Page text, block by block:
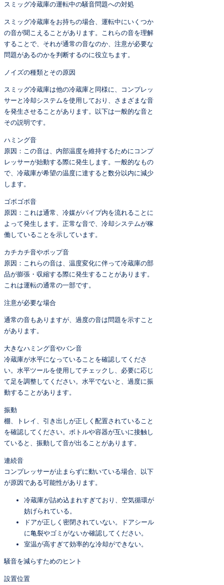
スミッグ冷蔵庫の運転中の騒音問題への対処
スミッグ冷蔵庫をお持ちの場合、運転中にいくつか
の音が聞こえることがあります。これらの音を理解
することで、それが通常の音なのか、注意が必要な
問題があるのかを判断するのに役立ちます。
ノイズの種類とその原因
スミッグ冷蔵庫は他の冷蔵庫と同様に、コンプレッ
サーと冷却システムを使用しており、さまざまな音
を発生させることがあります。以下は一般的な音と
その説明です。
ハミング音
原因：この音は、内部温度を維持するためにコンプ
レッサーが始動する際に発生します。一般的なもの
で、冷蔵庫が希望の温度に達すると数分以内に減少
します。
ゴボゴボ音
原因：これは通常、冷媒がパイプ内を流れることに
よって発生します。正常な音で、冷却システムが稼
働していることを示しています。
カチカチ音やポップ音
原因：これらの音は、温度変化に伴って冷蔵庫の部
品が膨張・収縮する際に発生することがあります。
これは運転の通常の一部です。
注意が必要な場合
通常の音もありますが、過度の音は問題を示すこと
があります。
大きなハミング音やバン音
冷蔵庫が水平になっていることを確認してくださ
い。水平ツールを使用してチェックし、必要に応じ
て足を調整してください。水平でないと、過度に振
動することがあります。
振動
棚、トレイ、引き出しが正しく配置されていること
を確認してください。ボトルや容器が互いに接触し
ていると、振動して音が出ることがあります。
連続音
コンプレッサーが止まらずに動いている場合、以下
が原因である可能性があります。
冷蔵庫が詰め込まれすぎており、空気循環が
妨げられている。
ドアが正しく密閉されていない。ドアシール
に亀裂やゴミがないか確認してください。
室温が高すぎて効率的な冷却ができない。
騒音を減らすためのヒント
設置位置